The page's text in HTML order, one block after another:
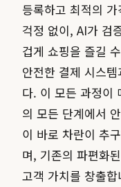
등록하고 최적의
걱정 없이, AI가 검
겁게 쇼핑을 즐길
안전한 결제 시스
다. 이 모든 과정이
의 모든 단계에서
이 바로 차란이 추
며, 기존의 파편화
고객 가치를 창출합